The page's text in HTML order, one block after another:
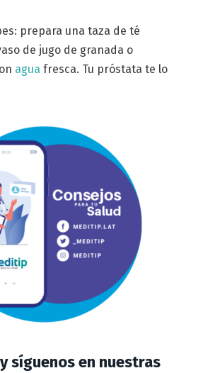
prepara una taza de té
de jugo de granada o
agua fresca. Tu próstata te lo
síguenos en nuestras